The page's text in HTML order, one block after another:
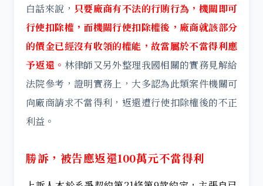
白話來說， 只要廠商有不法的行賄行為，機關即可
行使扣除權，而機關行使扣除權後，廠商就該部分
的價金已經沒有收領的權能，故當屬於不當得利應
予返還。 林律師又另外整理我國相關的實務見解給
法院參考，證明實務上，大多認為此類案件機關可
向廠商請求不當得利，返還遭行使扣除權後的不正
利益。
勝訴， 被告應返還100萬元不當得利